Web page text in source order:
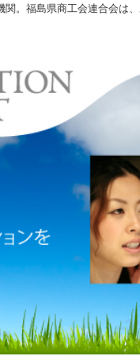
。福島県商工会連合会は